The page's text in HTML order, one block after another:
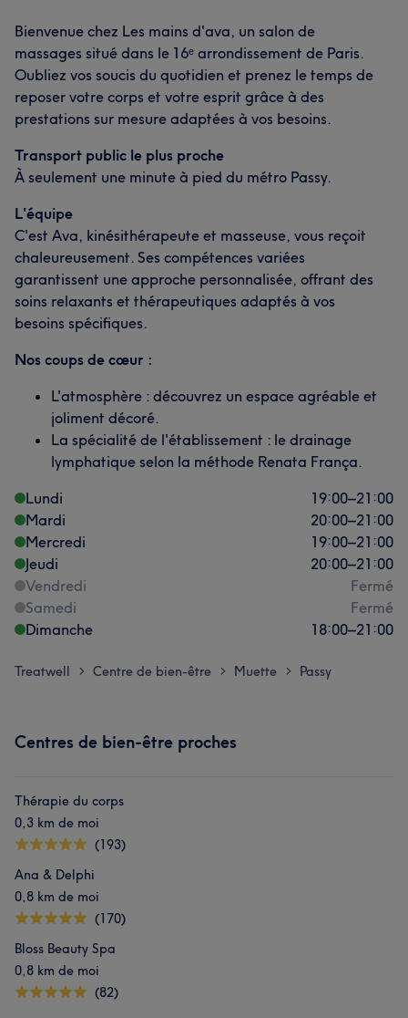
Bienvenue chez Les mains d'ava, un salon de
massages situé dans le 16ᵉ arrondissement de Paris.
Oubliez vos soucis du quotidien et prenez le temps de
reposer votre corps et votre esprit grâce à des
prestations sur mesure adaptées à vos besoins.
Transport public le plus proche
À seulement une minute à pied du métro Passy.
L'équipe
C'est Ava, kinésithérapeute et masseuse, vous reçoit
chaleureusement. Ses compétences variées
garantissent une approche personnalisée, offrant des
soins relaxants et thérapeutiques adaptés à vos
besoins spécifiques.
Nos coups de cœur :
L'atmosphère : découvrez un espace agréable et
joliment décoré.
La spécialité de l'établissement : le drainage
lymphatique selon la méthode Renata França.
Lundi
19:00–21:00
Mardi
20:00–21:00
Mercredi
19:00–21:00
Jeudi
20:00–21:00
Vendredi
Fermé
Samedi
Fermé
Dimanche
18:00–21:00
Treatwell > Centre de bien-être > Muette > Passy
Centres de bien-être proches
Thérapie du corps
0,3 km de moi
(193)
Ana & Delphi
0,8 km de moi
(170)
Bloss Beauty Spa
0,8 km de moi
(82)